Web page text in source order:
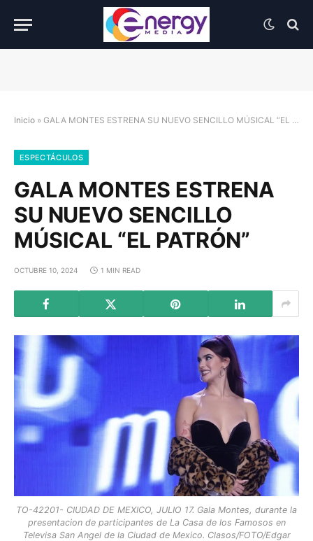
Inicio » GALA MONTES ESTRENA SU NUEVO SENCILLO MÚSICAL “EL PATRÓN”
ESPECTÁCULOS
GALA MONTES ESTRENA
SU NUEVO SENCILLO
MÚSICAL “EL PATRÓN”
OCTUBRE 10, 2024 1 MIN READ
TO-42201- CIUDAD DE MEXICO, JULIO 17. Gala Montes, durante la
presentacion de participantes de La Casa de los Famosos en
Televisa San Angel de la Ciudad de Mexico. Clasos/FOTO/Edgar